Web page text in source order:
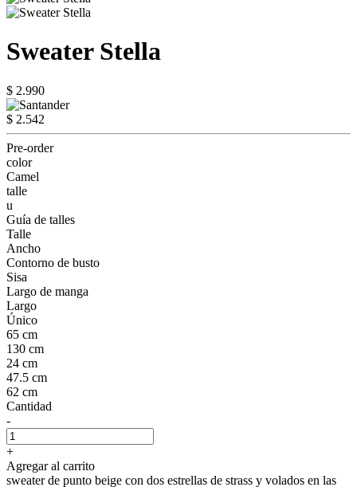
Sweater Stella
$ 2.990
$ 2.542
Pre-order
color
Camel
talle
u
Guía de talles
Talle
Ancho
Contorno de busto
Sisa
Largo de manga
Largo
Único
65 cm
130 cm
24 cm
47.5 cm
62 cm
Cantidad
-
+
Agregar al carrito
sweater de punto beige con dos estrellas de strass y volados en las